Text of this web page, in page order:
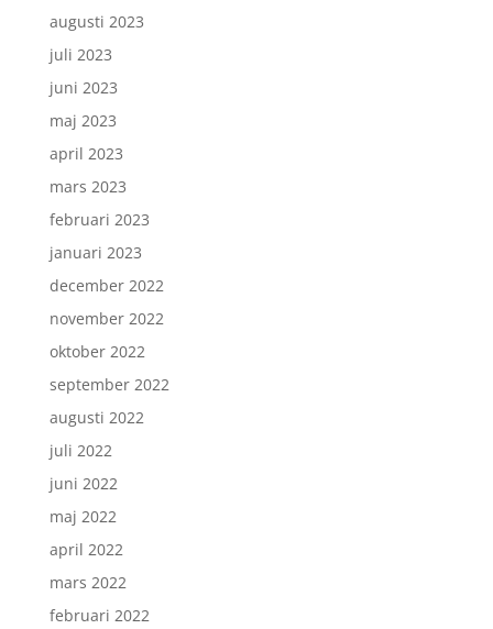
augusti 2023
juli 2023
juni 2023
maj 2023
april 2023
mars 2023
februari 2023
januari 2023
december 2022
november 2022
oktober 2022
september 2022
augusti 2022
juli 2022
juni 2022
maj 2022
april 2022
mars 2022
februari 2022